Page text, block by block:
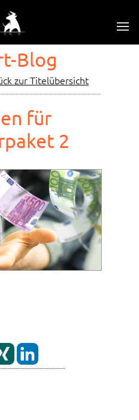
Blog
zur Titelübersicht
für
2